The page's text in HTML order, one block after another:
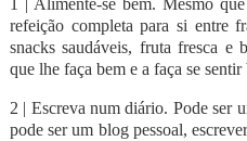
1 | Alimente-se bem. Mesmo
refeição completa para si entre
snacks saudáveis, fruta fresca e
que lhe faça bem e a faça se sentir
2 | Escreva num diário. Pode ser
pode ser um blog pessoal,